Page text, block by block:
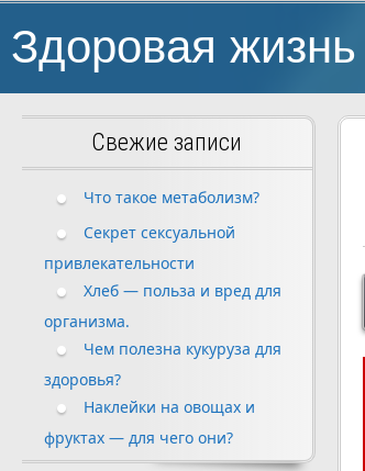
Здоровая жизнь
Свежие записи
Что такое метаболизм?
Секрет сексуальной
привлекательности
Хлеб — польза и вред для
организма.
Чем полезна кукуруза для
здоровья?
Наклейки на овощах и
фруктах — для чего они?